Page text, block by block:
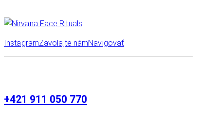
InstagramZavolajte námNavigovať
+421 911 050 770